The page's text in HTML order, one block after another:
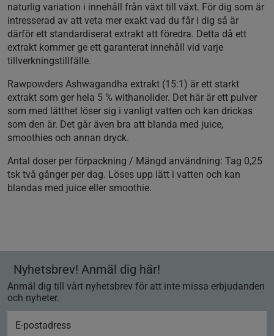
naturlig variation i innehåll från växt till växt. För dig som är
intresserad av att veta mer exakt vad du får i dig så är
därför ett standardiserat extrakt att föredra. Detta då ett
extrakt kommer ge ett garanterat innehåll vid varje
tillverkningstillfälle.
Rawpowders Ashwagandha extrakt (15:1) är ett starkt
extrakt som ger hela 5 % withanolider. Det här är ett pulver
som med lätthet löser sig i vanligt vatten och kan drickas
som den är. Det går även bra att blanda med juice,
smoothies och annan dryck.
Antal doser per förpackning / Mängd användning: Tag 0,25
tsk två gånger per dag. Löses upp lätt i vatten och kan
blandas med juice eller smoothie.
Nyhetsbrev! Anmäl dig här!
Anmäl dig till vårt nyhetsbrev för att inte missa erbjudanden
och nyheter.